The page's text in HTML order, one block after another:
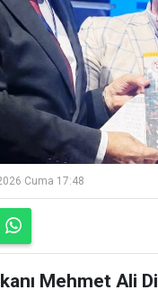
Cuma 17:48
Mehmet Ali